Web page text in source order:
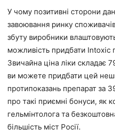
У чому позитивні сторони
завоювання ринку
збуту виробники
можливість придбати Intoxic
Звичайна ціна ліки складає
ви можете придбати цей
протипоказань препарат за
про такі приємні бонуси, як
гельмінтолога та
більшість міст Росії.